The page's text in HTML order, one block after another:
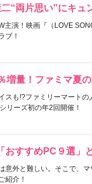
“両片思い”にキュ
主演！映画『（LOVE
ブ！
増量！ファミマ夏
スも!?ファミリーマート
リーズ初の年2回開催！
おすすめPC９選」
意外と難しい。そこで、
紹介！